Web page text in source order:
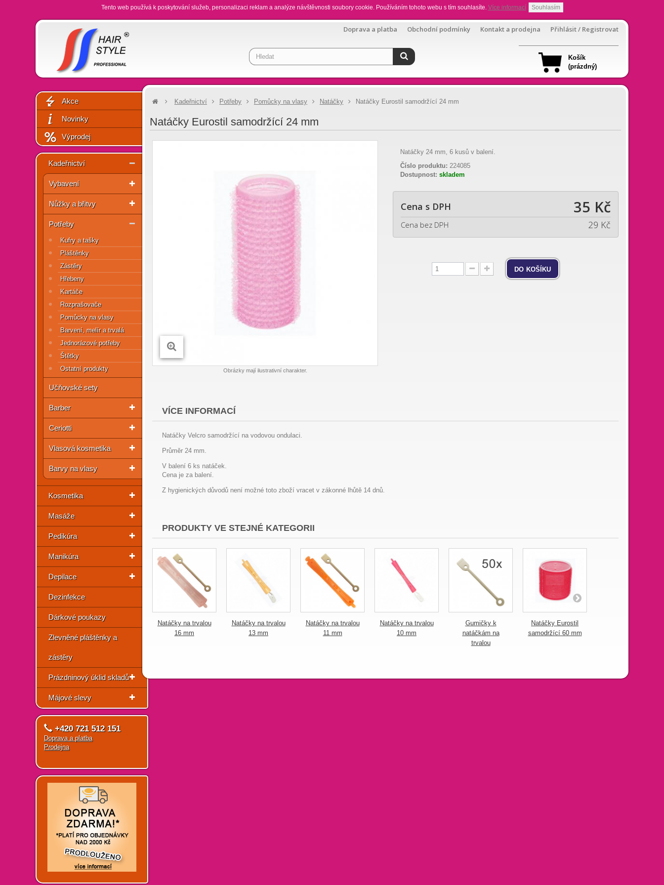
Tento web používá k poskytování služeb, personalizaci reklam a analýze návštěvnosti soubory cookie. Používáním tohoto webu s tím souhlasíte. Více informací Souhlasím
Doprava a platba Obchodní podmínky Kontakt a prodejna Přihlásit / Registrovat
Košík
(prázdný)
Akce
Novinky
Výprodej
Kadeřnictví
Vybavení
Nůžky a břitvy
Potřeby
Kufry a tašky
Pláštěnky
Zástěry
Hřebeny
Kartáče
Rozprašovače
Pomůcky na vlasy
Barvení, melír a trvalá
Jednorázové potřeby
Štětky
Ostatní produkty
Učňovské sety
Barber
Ceriotti
Vlasová kosmetika
Barvy na vlasy
Kosmetika
Masáže
Pedikúra
Manikúra
Depilace
Dezinfekce
Dárkové poukazy
Zlevněné pláštěnky a
zástěry
Prázdninový úklid skladů
Májové slevy
+420 721 512 151
Doprava a platba
Prodejna
Kadeřnictví Potřeby Pomůcky na vlasy Natáčky Natáčky Eurostil samodržící 24 mm
Natáčky Eurostil samodržící 24 mm
Obrázky mají ilustrativní charakter.
Natáčky 24 mm, 6 kusů v balení.
Číslo produktu: 224085
Dostupnost: skladem
Cena s DPH 35 Kč
Cena bez DPH 29 Kč
do košíku
VÍCE INFORMACÍ
Natáčky Velcro samodržící na vodovou ondulaci.
Průměr 24 mm.
V balení 6 ks natáček.
Cena je za balení.
Z hygienických důvodů není možné toto zboží vracet v zákonné lhůtě 14 dnů.
PRODUKTY VE STEJNÉ KATEGORII
Natáčky na trvalou
16 mm
Natáčky na trvalou
13 mm
Natáčky na trvalou
11 mm
Natáčky na trvalou
10 mm
Gumičky k
natáčkám na
trvalou
Natáčky Eurostil
samodržící 60 mm